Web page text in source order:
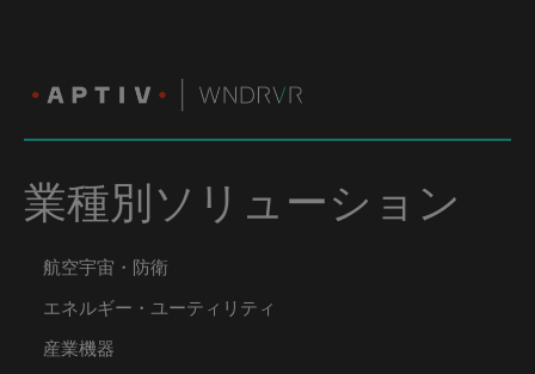
業種別ソリューション
航空宇宙・防衛
エネルギー・ユーティリティ
産業機器